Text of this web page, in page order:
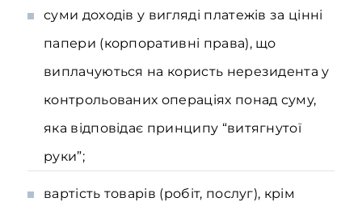
суми доходів у вигляді платежів за цінні
папери (корпоративні права), що
виплачуються на користь нерезидента у
контрольованих операціях понад суму,
яка відповідає принципу “витягнутої
руки”;
вартість товарів (робіт, послуг), крім